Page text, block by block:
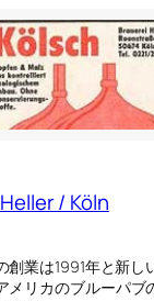
/ Köln
創業は1991年と新し
メリカのブルーパブ